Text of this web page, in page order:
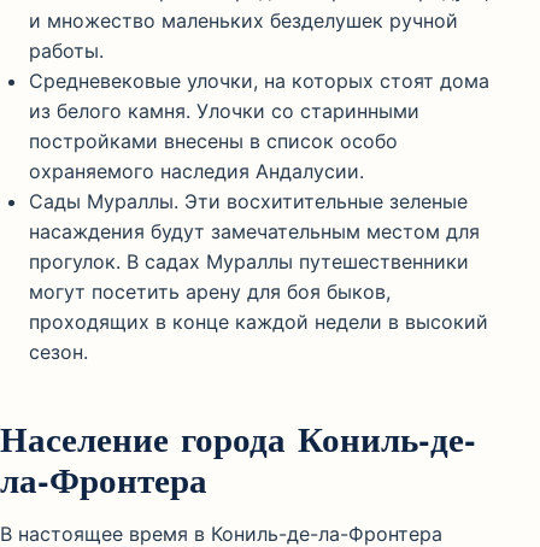
и множество маленьких безделушек ручной
работы.
Средневековые улочки, на которых стоят дома
из белого камня. Улочки со старинными
постройками внесены в список особо
охраняемого наследия Андалусии.
Сады Мураллы. Эти восхитительные зеленые
насаждения будут замечательным местом для
прогулок. В садах Мураллы путешественники
могут посетить арену для боя быков,
проходящих в конце каждой недели в высокий
сезон.
Население города Кониль-де-
ла-Фронтера
В настоящее время в Кониль-де-ла-Фронтера